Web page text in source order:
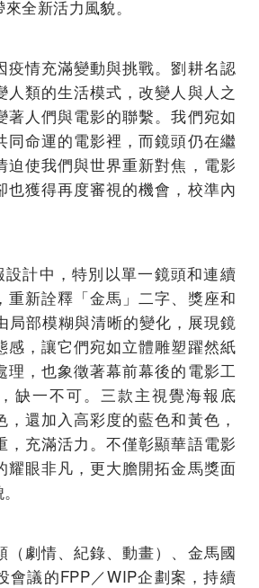
全新活力風貌。
疫情充滿變動與挑戰。劉耕名認
人類的生活模式，改變人與人之
著人們與電影的聯繫。我們宛如
同命運的電影裡，而鏡頭仍在繼
迫使我們與世界重新對焦，電影
也獲得再度審視的機會，校準內
計中，特別以單一鏡頭和連續
重新詮釋「金馬」二字、獎座和
局部模糊與清晰的變化，展現鏡
感，讓它們宛如立體雕塑躍然紙
理，也象徵著幕前幕後的電影工
缺一不可。三款主視覺海報底
還加入高彩度的藍色和黃色，
，充滿活力。不僅彰顯華語電影
耀眼非凡，更大膽開拓金馬獎面
（劇情、紀錄、動畫）、金馬國
會議的FPP／WIP企劃案，持續